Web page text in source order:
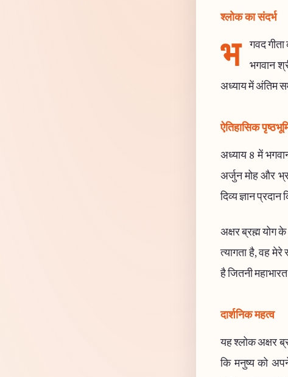
श्लोक का संदर्भ
भ
गवद
भगवान
अध्याय में अंतिम
ऐतिहासिक
अध्याय 8 में
अर्जुन मोह और
दिव्य ज्ञान
अक्षर ब्रह्म योग
त्यागता है, वह
है जितनी
दार्शनिक महत्व
यह श्लोक अक्षर
कि मनुष्य को